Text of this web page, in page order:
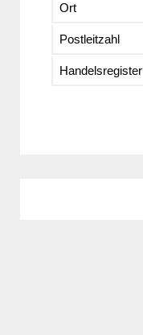
Ort
Postleitzahl
Handelsregister